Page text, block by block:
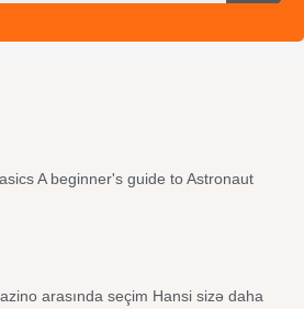
A beginner's guide to Astronaut
arasında seçim Hansi sizə daha